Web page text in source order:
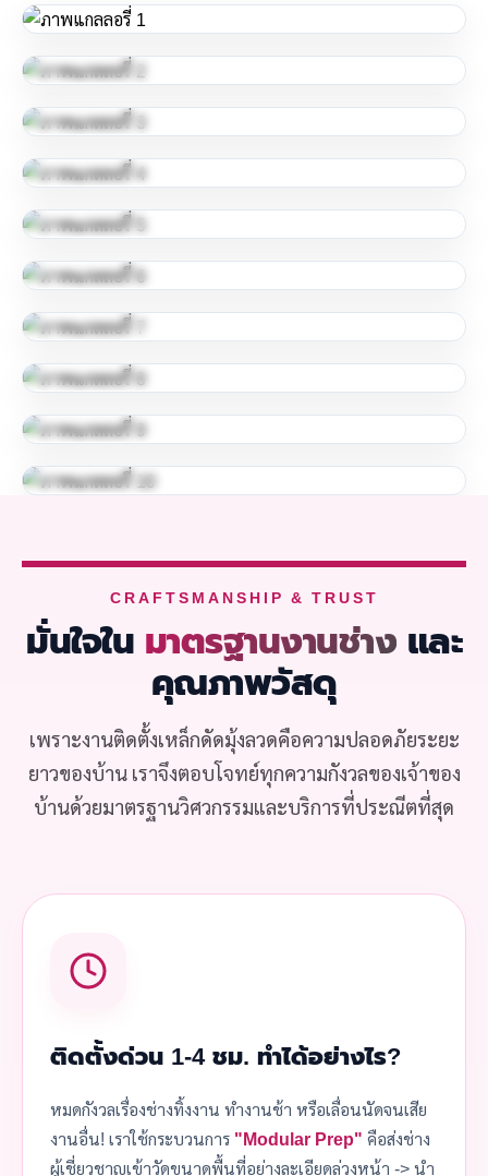
CRAFTSMANSHIP & TRUST
มั่นใจใน มาตรฐานงานช่าง และ
คุณภาพวัสดุ
เพราะงานติดตั้งเหล็กดัดมุ้งลวดคือความปลอดภัยระยะ
ยาวของบ้าน เราจึงตอบโจทย์ทุกความกังวลของเจ้าของ
บ้านด้วยมาตรฐานวิศวกรรมและบริการที่ประณีตที่สุด
ติดตั้งด่วน 1-4 ชม. ทำได้อย่างไร?
หมดกังวลเรื่องช่างทิ้งงาน ทำงานช้า หรือเลื่อนนัดจนเสีย
งานอื่น! เราใช้กระบวนการ "Modular Prep" คือส่งช่าง
ผู้เชี่ยวชาญเข้าวัดขนาดพื้นที่อย่างละเอียดล่วงหน้า -> นำ